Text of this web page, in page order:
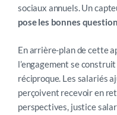
sociaux annuels. Un
pose les bonnes
En arrière-plan de cette
l’engagement se
réciproque. Les salariés
perçoivent recevoir en
perspectives, justice